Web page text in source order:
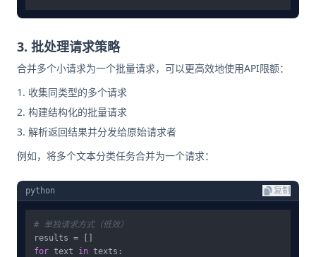
3. 批处理请求策略
合并多个小请求为一个批量请求，可以更高效地使用API限额：
收集同类型的多个请求
构建结构化的批量请求
解析返回结果并分发给原始请求者
例如，将多个文本分类任务合并为一个请求：
python 复制
# 单独请求方式（低效）
for text in texts: